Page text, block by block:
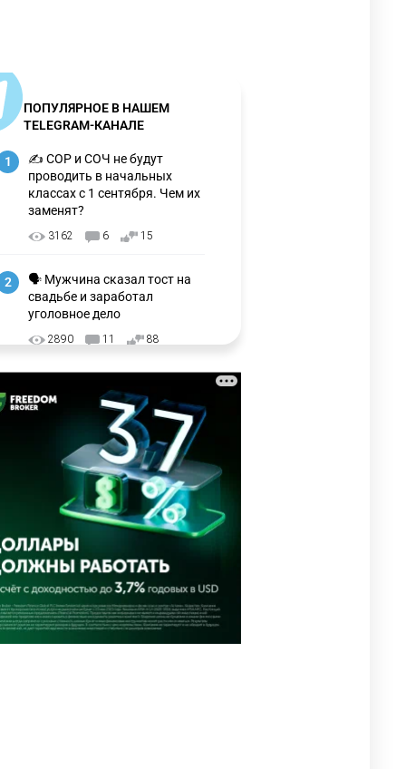
ПОПУЛЯРНОЕ В НАШЕМ
TELEGRAM-КАНАЛЕ
1
✍️ СОР и СОЧ не будут
проводить в начальных
классах с 1 сентября. Чем их
заменят?
3162 6 15
2
🗣 Мужчина сказал тост на
свадьбе и заработал
уголовное дело
2890 11 88
Переписку из телефона
Нурай Серикбай в день
похищения зачитали в суде
2899 0 19
⚠️ Доброе утро, друзья!
Предлагаем обзор главных
новостей за 4 августа
2707 0 1
5
🗣Глава государства
направил телеграмму
соболезнования родным и